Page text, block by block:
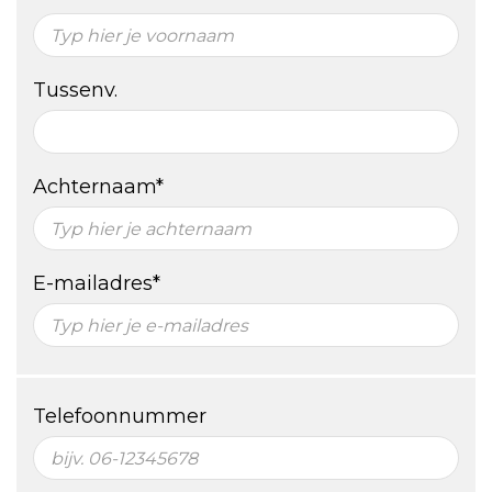
Tussenv.
Achternaam*
E-mailadres*
Telefoonnummer